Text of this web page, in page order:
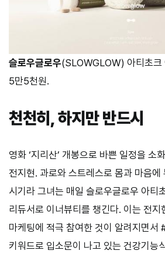
슬로우글로우(SLOWGLOW) 아티초크
5만5천원.
천천히, 하지만 반드시
영화 ‘지리산’ 개봉으로 바쁜 일정을 소
전지현. 과로와 스트레스로 몸과 마음에
시기라 그녀는 매일 슬로우글로우 아티
리듀서로 이너뷰티를 챙긴다. 이는 전지
마케팅에 적극 참여한 것이 알려지면서
키워드로 입소문이 나고 있는 건강기능